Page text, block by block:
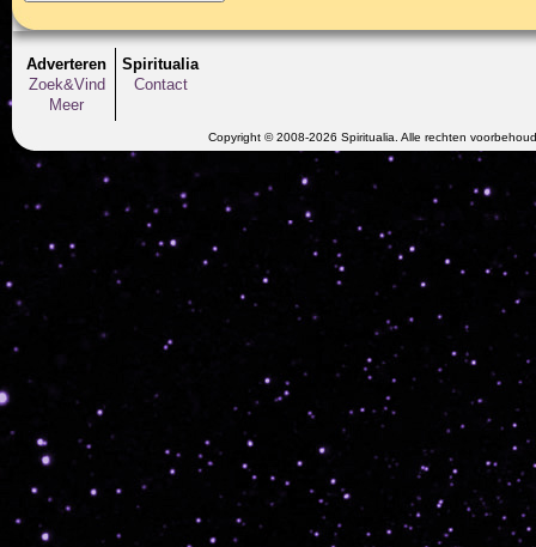
Adverteren
Zoek&Vind
Meer
Spiritualia
Contact
Copyright © 2008-2026 Spiritualia. Alle rechten